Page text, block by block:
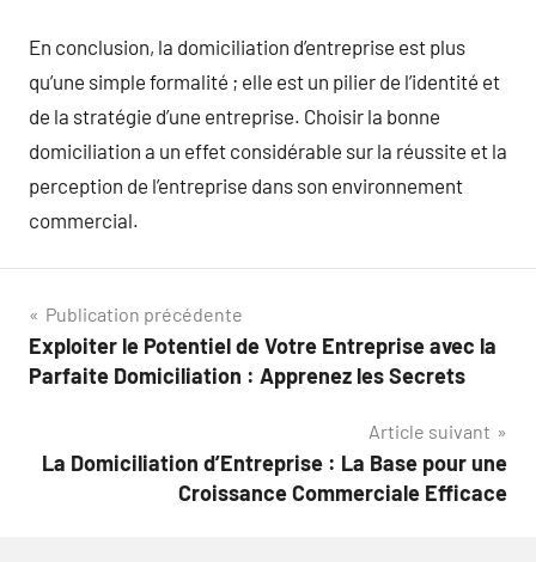
En conclusion, la domiciliation d’entreprise est plus
qu’une simple formalité ; elle est un pilier de l’identité et
de la stratégie d’une entreprise. Choisir la bonne
domiciliation a un effet considérable sur la réussite et la
perception de l’entreprise dans son environnement
commercial.
Navigation
de
Publication précédente
Exploiter le Potentiel de Votre Entreprise avec la
Parfaite Domiciliation : Apprenez les Secrets
Article suivant
La Domiciliation d’Entreprise : La Base pour une
Croissance Commerciale Efficace